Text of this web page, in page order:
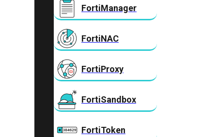
FortiManager
FortiNAC
FortiProxy
FortiSandbox
FortiToken